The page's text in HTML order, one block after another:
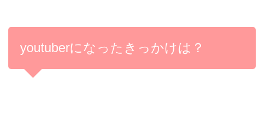
youtuberになったきっかけは？